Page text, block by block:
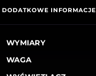
DODATKOWE INFORMACJE
WYMIARY
WAGA